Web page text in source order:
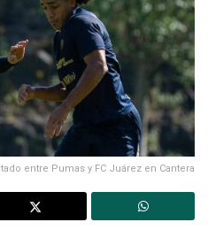
entre Pumas y FC Juárez en Cantera